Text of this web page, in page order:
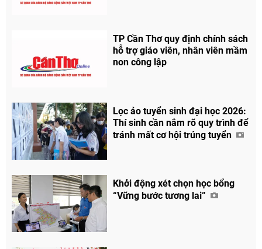
TP Cần Thơ quy định chính sách
hỗ trợ giáo viên, nhân viên mầm
non công lập
Lọc ảo tuyển sinh đại học 2026:
Thí sinh cần nắm rõ quy trình để
tránh mất cơ hội trúng tuyển
Khởi động xét chọn học bổng
“Vững bước tương lai”